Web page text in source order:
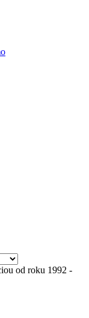
od roku 1992 -